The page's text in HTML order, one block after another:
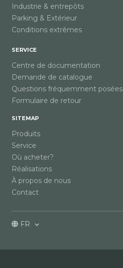
Industrie & entrepôts
Parking & Extérieur
Conditions extrêmes
SERVICE
Centre de documentation
Demande de catalogue
Questions fréquemment posées
Formulaire de retour
SITEMAP
Produits
Service
Où acheter?
Réalisations
À propos de nous
Contact
FR